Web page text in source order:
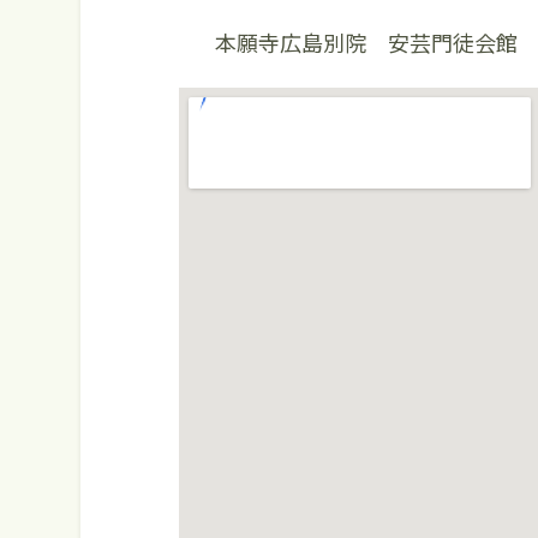
本願寺広島別院 安芸門徒会館